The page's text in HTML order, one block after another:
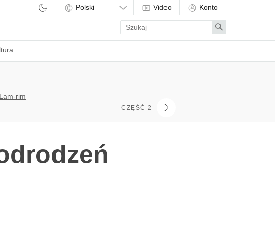
Video Konto
Enter
search
term
Search
rim
CZĘŚĆ 2